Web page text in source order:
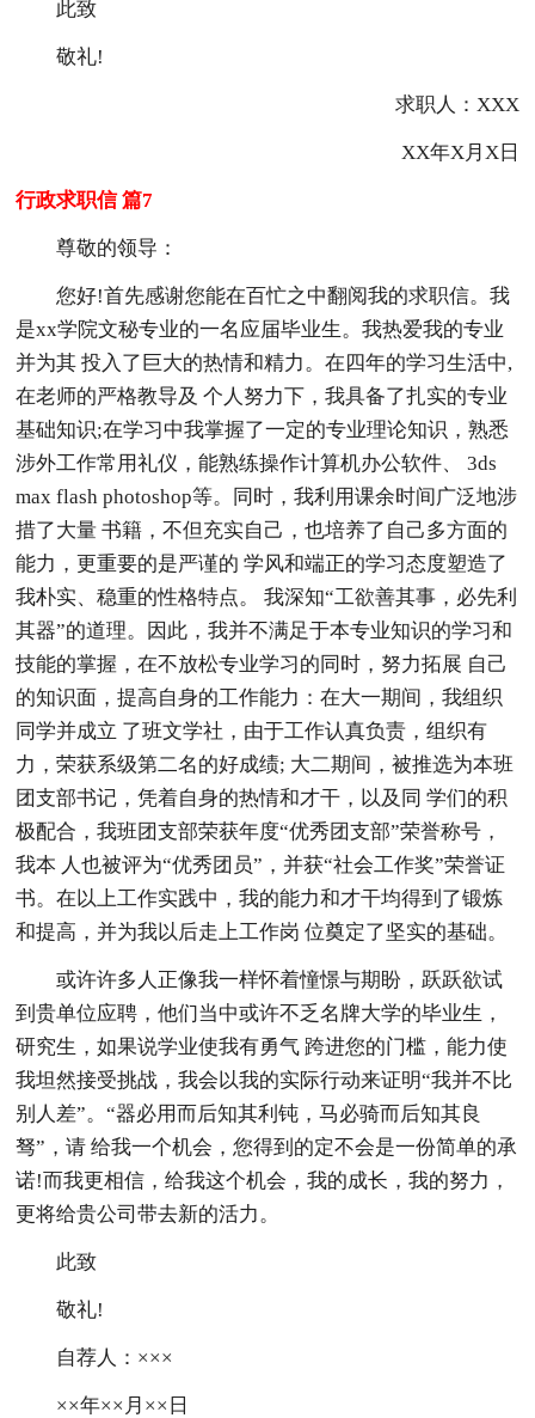
此致
敬礼!
求职人：XXX
XX年X月X日
行政求职信 篇7
尊敬的领导：
您好!首先感谢您能在百忙之中翻阅我的求职信。我
是xx学院文秘专业的一名应届毕业生。我热爱我的专业
并为其 投入了巨大的热情和精力。在四年的学习生活中,
在老师的严格教导及 个人努力下，我具备了扎实的专业
基础知识;在学习中我掌握了一定的专业理论知识，熟悉
涉外工作常用礼仪，能熟练操作计算机办公软件、 3ds
max flash photoshop等。同时，我利用课余时间广泛地涉
措了大量 书籍，不但充实自己，也培养了自己多方面的
能力，更重要的是严谨的 学风和端正的学习态度塑造了
我朴实、稳重的性格特点。 我深知“工欲善其事，必先利
其器”的道理。因此，我并不满足于本专业知识的学习和
技能的掌握，在不放松专业学习的同时，努力拓展 自己
的知识面，提高自身的工作能力：在大一期间，我组织
同学并成立 了班文学社，由于工作认真负责，组织有
力，荣获系级第二名的好成绩; 大二期间，被推选为本班
团支部书记，凭着自身的热情和才干，以及同 学们的积
极配合，我班团支部荣获年度“优秀团支部”荣誉称号，
我本 人也被评为“优秀团员”，并获“社会工作奖”荣誉证
书。在以上工作实践中，我的能力和才干均得到了锻炼
和提高，并为我以后走上工作岗 位奠定了坚实的基础。
或许许多人正像我一样怀着憧憬与期盼，跃跃欲试
到贵单位应聘，他们当中或许不乏名牌大学的毕业生，
研究生，如果说学业使我有勇气 跨进您的门槛，能力使
我坦然接受挑战，我会以我的实际行动来证明“我并不比
别人差”。“器必用而后知其利钝，马必骑而后知其良
驽”，请 给我一个机会，您得到的定不会是一份简单的承
诺!而我更相信，给我这个机会，我的成长，我的努力，
更将给贵公司带去新的活力。
此致
敬礼!
自荐人：×××
××年××月××日